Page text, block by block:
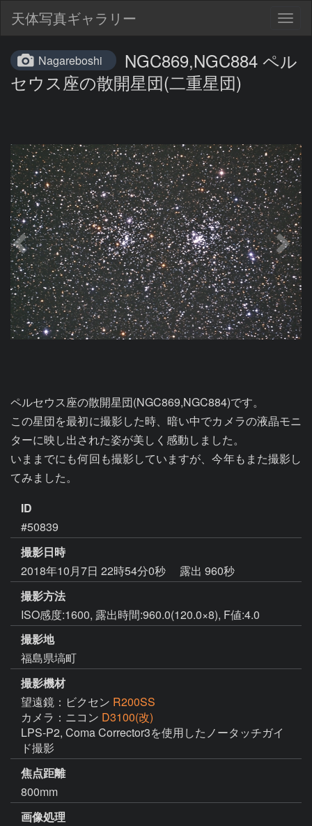
天体写真ギャラリー
Nagareboshi
NGC869,NGC884 ペル
セウス座の散開星団(二重星団)
ペルセウス座の散開星団(NGC869,NGC884)です。
この星団を最初に撮影した時、暗い中でカメラの液晶モニ
ターに映し出された姿が美しく感動しました。
いままでにも何回も撮影していますが、今年もまた撮影し
てみました。
ID
#50839
撮影日時
2018年10月7日 22時54分0秒
露出 960秒
撮影方法
ISO感度:1600, 露出時間:960.0(120.0×8), F値:4.0
撮影地
福島県塙町
撮影機材
望遠鏡：ビクセン R200SS
カメラ：ニコン D3100(改)
LPS-P2, Coma Corrector3を使用したノータッチガイ
ド撮影
焦点距離
800mm
画像処理